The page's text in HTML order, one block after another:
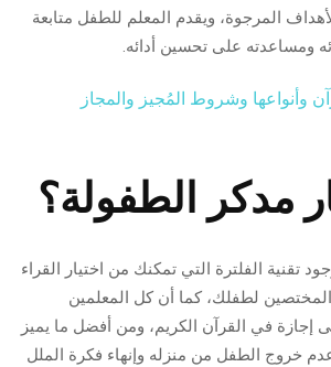
المرجوة، ويقدم المعلم للطفل متابعة
ومساعدته على تحسين أدائه.
وأنواعها وشروط المُجيز والمجاز
مدكر الطفولة؟
تقنية الفلترة التي تمكنك من اختيار القراء
لطفلك، كما أن كل المعلمين
إجازة في القرآن الكريم، ومن أفضل ما يميز
خروج الطفل من منزله وإنهاء فكرة الملل